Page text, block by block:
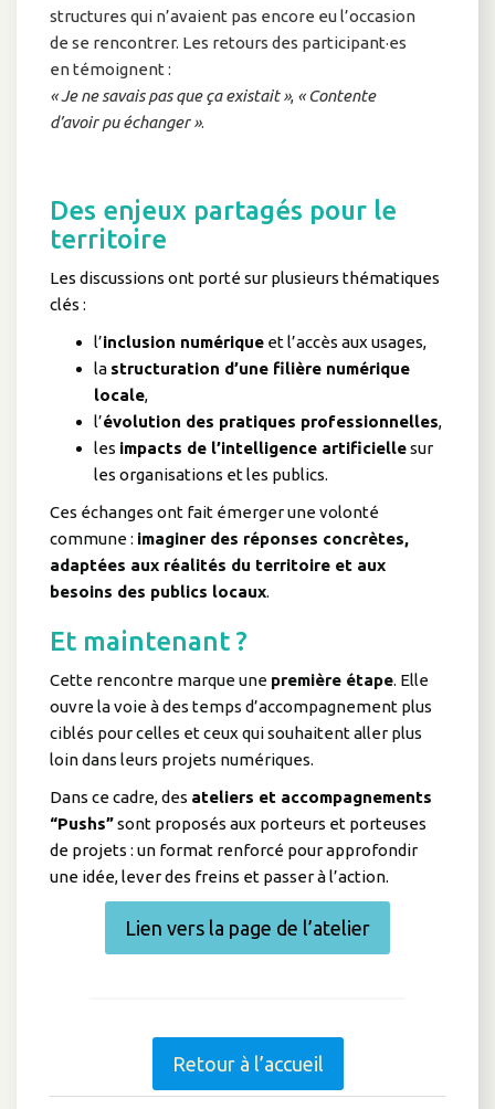
structures qui n’avaient pas encore eu l’occasion
de se rencontrer. Les retours des participant·es
en témoignent :
« Je ne savais pas que ça existait », « Contente
d’avoir pu échanger ».
Des enjeux partagés pour le
territoire
Les discussions ont porté sur plusieurs thématiques
clés :
l’inclusion numérique et l’accès aux usages,
la structuration d’une filière numérique
locale,
l’évolution des pratiques professionnelles,
les impacts de l’intelligence artificiellesur
les organisations et les publics.
Ces échanges ont fait émerger une volonté
commune : imaginer des réponses concrètes,
adaptées aux réalités du territoire et aux
besoins des publics locaux.
Et maintenant ?
Cette rencontre marque une première étape. Elle
ouvre la voie à des temps d’accompagnement plus
ciblés pour celles et ceux qui souhaitent aller plus
loin dans leurs projets numériques.
Dans ce cadre, des ateliers et accompagnements
“Pushs”sont proposés aux porteurs et porteuses
de projets : un format renforcé pour approfondir
une idée, lever des freins et passer à l’action.
Lien vers la page de l’atelier
Retour à l’accueil